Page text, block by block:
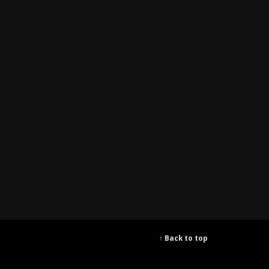
↑ Back to top